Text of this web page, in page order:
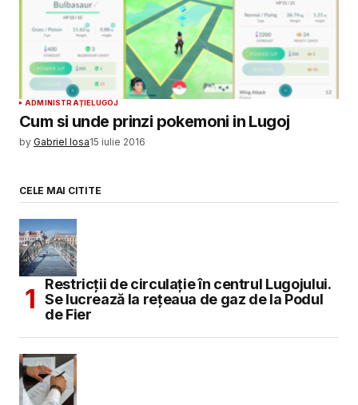
ADMINISTRAȚIELUGOJ
Cum si unde prinzi pokemoni in Lugoj
by Gabriel Iosa15 iulie 2016
CELE MAI CITITE
Restricții de circulație în centrul Lugojului.
Se lucrează la rețeaua de gaz de la Podul
de Fier